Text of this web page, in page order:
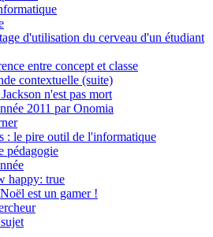
d'utilisation du cerveau d'un étudiant
entre concept et classe
contextuelle (suite)
n'est pas mort
2011 par Onomia
: le pire outil de l'informatique
pédagogie
happy: true
est un gamer !